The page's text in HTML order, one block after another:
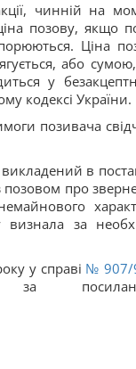
чинній на
позову, якщо
Ціна
або
у
кодексі України.
позивача
в
позовом про
за
у справі № 907/